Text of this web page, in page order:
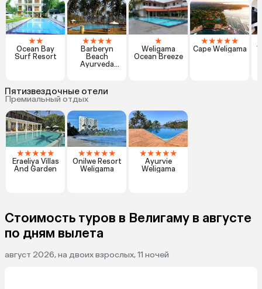
★★
Ocean Bay
Surf Resort
★★★★
Barberyn
Beach
Ayurveda
★
Weligama
Ocean Breeze
★★★★★
Cape Weligama
Пятизвездочные отели
Премиальный отдых
★★★★★
Eraeliya Villas
And Garden
★★★★★
Onilwe Resort
Weligama
★★★★★
Ayurvie
Weligama
Стоимость туров в Велигаму в августе
по дням вылета
август 2026, на двоих взрослых, 11 ночей